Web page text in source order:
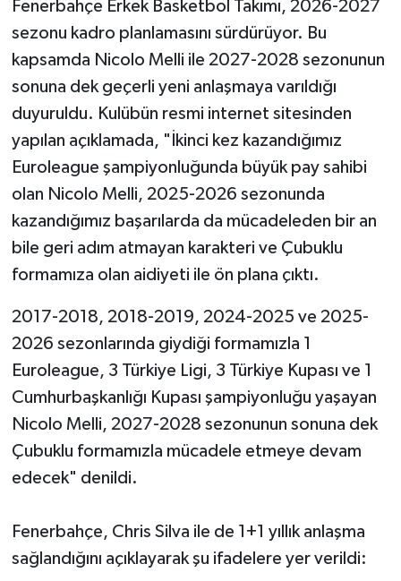
Fenerbahçe Erkek Basketbol Takımı, 2026-2027
sezonu kadro planlamasını sürdürüyor. Bu
kapsamda Nicolo Melli ile 2027-2028 sezonunun
sonuna dek geçerli yeni anlaşmaya varıldığı
duyuruldu. Kulübün resmi internet sitesinden
yapılan açıklamada, "İkinci kez kazandığımız
Euroleague şampiyonluğunda büyük pay sahibi
olan Nicolo Melli, 2025-2026 sezonunda
kazandığımız başarılarda da mücadeleden bir an
bile geri adım atmayan karakteri ve Çubuklu
formamıza olan aidiyeti ile ön plana çıktı.
2017-2018, 2018-2019, 2024-2025 ve 2025-
2026 sezonlarında giydiği formamızla 1
Euroleague, 3 Türkiye Ligi, 3 Türkiye Kupası ve 1
Cumhurbaşkanlığı Kupası şampiyonluğu yaşayan
Nicolo Melli, 2027-2028 sezonunun sonuna dek
Çubuklu formamızla mücadele etmeye devam
edecek" denildi.
Fenerbahçe, Chris Silva ile de 1+1 yıllık anlaşma
sağlandığını açıklayarak şu ifadelere yer verildi: